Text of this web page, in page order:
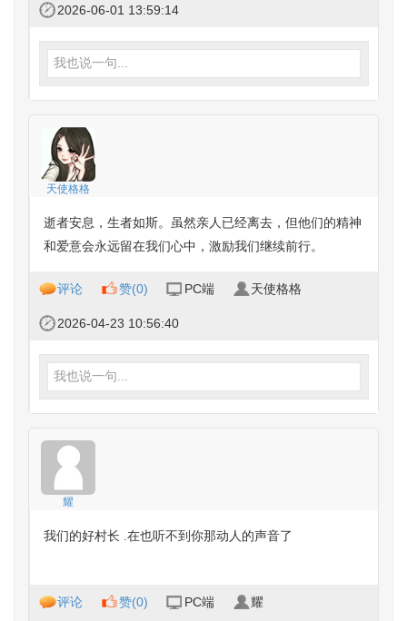
2026-06-01 13:59:14
我也说一句...
天使格格
逝者安息，生者如斯。虽然亲人已经离去，但他们的精神
和爱意会永远留在我们心中，激励我们继续前行。
评论 赞(0) PC端 天使格格
2026-04-23 10:56:40
我也说一句...
耀
我们的好村长 .在也听不到你那动人的声音了
评论 赞(0) PC端 耀